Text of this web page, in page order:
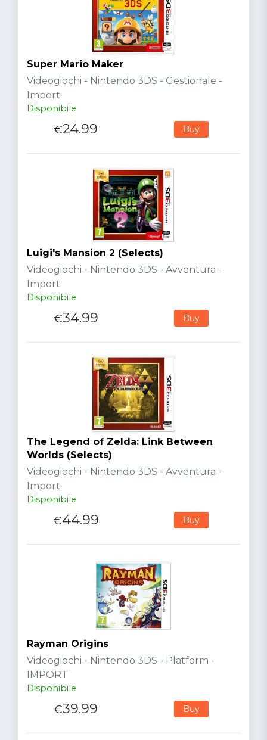
Super Mario Maker
Videogiochi - Nintendo 3DS - Gestionale -
Import
Disponibile
€24.99 Buy
Luigi's Mansion 2 (Selects)
Videogiochi - Nintendo 3DS - Avventura -
Import
Disponibile
€34.99 Buy
The Legend of Zelda: Link Between
Worlds (Selects)
Videogiochi - Nintendo 3DS - Avventura -
Import
Disponibile
€44.99 Buy
Rayman Origins
Videogiochi - Nintendo 3DS - Platform -
IMPORT
Disponibile
€39.99 Buy